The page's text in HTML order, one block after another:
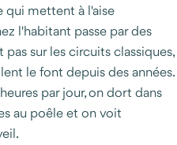
qui mettent à l'aise
l'habitant passe par des
sur les circuits classiques,
le font depuis des années.
par jour, on dort dans
au poêle et on voit